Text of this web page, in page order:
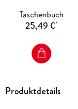
Taschenbuch
25,49 €*
Produktdetails